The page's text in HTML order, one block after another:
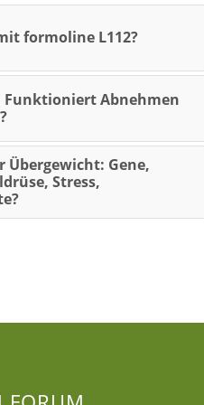
formoline L112?
Abnehmen
Übergewicht: Gene,
Stress,